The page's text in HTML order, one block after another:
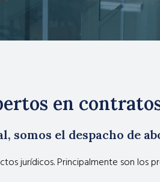
en
somos el despacho de
jurídicos. Principalmente son los